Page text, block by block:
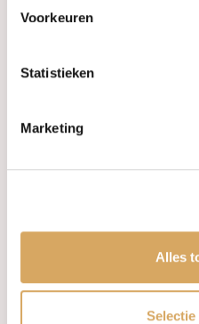
Voorkeuren
Statistieken
Marketing
Alles
Selectie
Leveringsvoorwaarden